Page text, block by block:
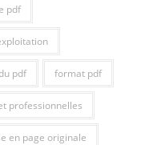
pdf
pdf format pdf
professionnelles
en page originale